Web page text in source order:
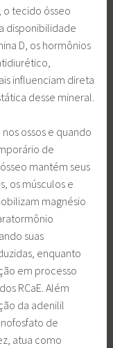
o tecido ósseo
disponibilidade
D, os hormônios
influenciam direta
desse mineral.
ossos e quando
de
mantém seus
os músculos e
magnésio
suas
enquanto
em processo
RCaE. Além
da adenilil
de
atua como